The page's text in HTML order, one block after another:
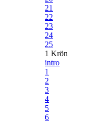
21
22
23
24
25
1 Krön
intro
1
2
3
4
5
6